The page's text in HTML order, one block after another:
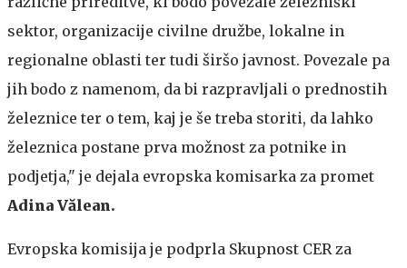
sektor, organizacije civilne družbe, lokalne in
regionalne oblasti ter tudi širšo javnost. Povezale pa
jih bodo z namenom, da bi razpravljali o prednostih
železnice ter o tem, kaj je še treba storiti, da lahko
železnica postane prva možnost za potnike in
podjetja," je dejala evropska komisarka za promet
Adina Vălean.
Evropska komisija je podprla Skupnost CER za